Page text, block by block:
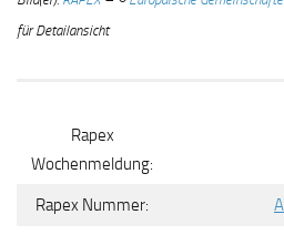
für Detailansicht
Rapex
Wochenmeldung:
Rapex Nummer: